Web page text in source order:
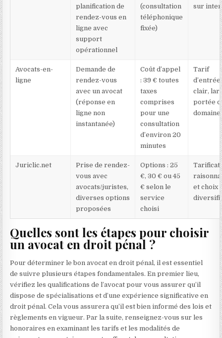
planification de
rendez-vous en
ligne avec
support
opérationnel
(consultation
téléphonique
fixée)
sur
Avocats-en-
ligne
Demande de
rendez-vous
avec un avocat
(réponse en
ligne non
instantanée)
Coût d’appel
: 39 € toutes
taxes
comprises
pour une
consultation
d’environ 20
minutes
Tarif
d’entrée
clair,
portée
Juriclic.net
Prise de rendez-
vous avec
avocats/juristes,
diverses options
proposées
Options : 25
€, 30 € ou 45
€ selon le
service
choisi
et choix
Quelles sont les étapes pour choisir
un avocat en droit pénal ?
Pour déterminer le bon avocat en droit pénal, il est essentiel
de suivre plusieurs étapes fondamentales. En premier lieu,
vérifiez les qualifications de l’avocat pour vous assurer qu’il
dispose de spécialisations et d’une expérience significative en
droit pénal. Cela vous assurera qu’il est bien informé des lois et
règlements en vigueur. Par la suite, renseignez-vous sur les
honoraires en examinant les tarifs et les modalités de